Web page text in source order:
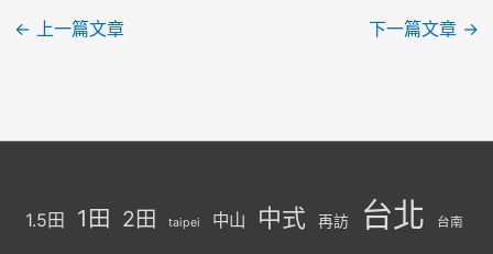
← 上一篇文章 下一篇文章 →
1.5田 1田 2田 taipei 中山 中式 再訪 台北 台南